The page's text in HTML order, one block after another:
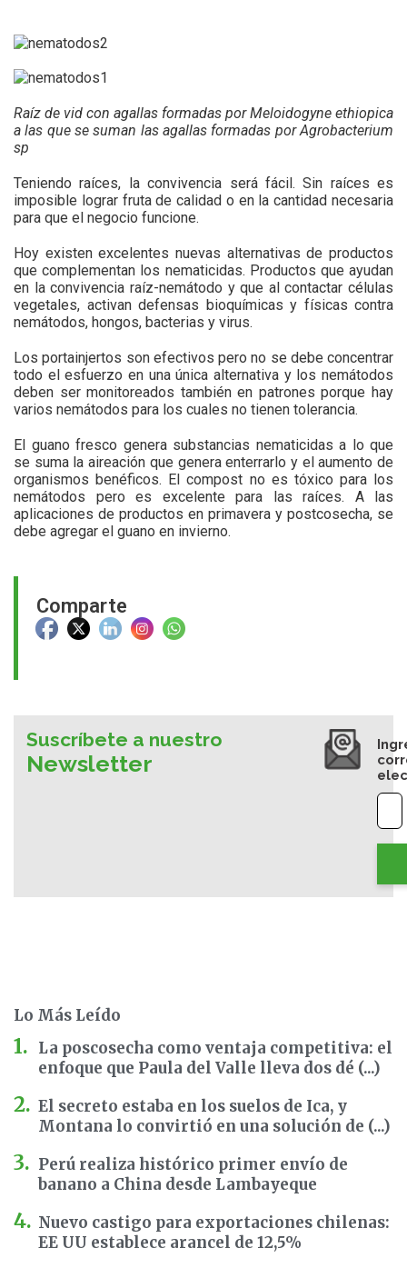
Comparte
Raíz de vid con agallas formadas por Meloidogyne ethiopica
a las que se suman las agallas formadas por Agrobacterium
sp
Teniendo raíces, la convivencia será fácil. Sin raíces es
imposible lograr fruta de calidad o en la cantidad necesaria
para que el negocio funcione.
Hoy existen excelentes nuevas alternativas de productos
que complementan los nematicidas. Productos que ayudan
en la convivencia raíz-nemátodo y que al contactar células
vegetales, activan defensas bioquímicas y físicas contra
nemátodos, hongos, bacterias y virus.
Los portainjertos son efectivos pero no se debe concentrar
todo el esfuerzo en una única alternativa y los nemátodos
deben ser monitoreados también en patrones porque hay
varios nemátodos para los cuales no tienen tolerancia.
El guano fresco genera substancias nematicidas a lo que
se suma la aireación que genera enterrarlo y el aumento de
organismos benéficos. El compost no es tóxico para los
nemátodos pero es excelente para las raíces. A las
aplicaciones de productos en primavera y postcosecha, se
debe agregar el guano en invierno.
Suscríbete a nuestro
Newsletter
Lo Más Leído
La poscosecha como ventaja competitiva: el
enfoque que Paula del Valle lleva dos dé (...)
El secreto estaba en los suelos de Ica, y
Montana lo convirtió en una solución de (...)
Perú realiza histórico primer envío de
banano a China desde Lambayeque
Nuevo castigo para exportaciones chilenas:
EE UU establece arancel de 12,5%